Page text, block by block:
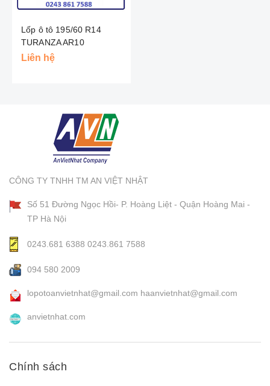
Lốp ô tô 195/60 R14
TURANZA AR10
BRIDGESTONE - Thái
Liên hệ
CÔNG TY TNHH TM AN VIỆT NHẬT
Số 51 Đường Ngọc Hồi- P. Hoàng Liệt - Quận Hoàng Mai -
TP Hà Nội
0243.681 6388 0243.861 7588
094 580 2009
lopotoanvietnhat@gmail.com haanvietnhat@gmail.com
anvietnhat.com
Chính sách